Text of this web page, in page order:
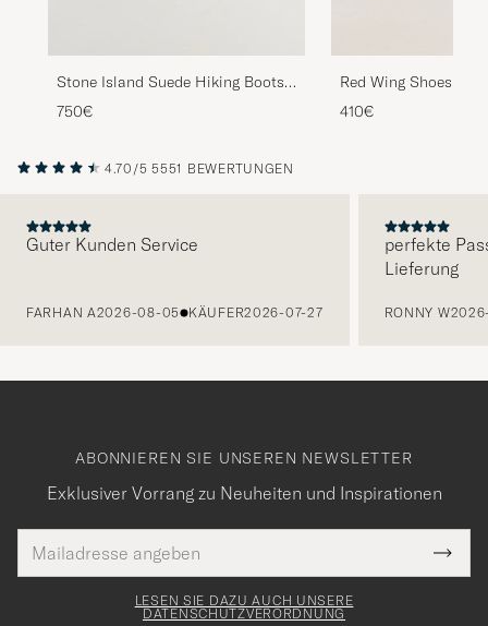
Stone Island Suede Hiking Boots
Pearl Grey
750€
Red Wing Shoes
Copper Rough/
410€
4.70/5 5551 BEWERTUNGEN
Guter Kunden Service
FARHAN A2026-08-05 KÄUFER2026-07-27
perfekte
Lieferung
RONNY W
ABONNIEREN SIE UNSEREN NEWSLETTER
Exklusiver Vorrang zu Neuheiten und Inspirationen
Mail
Adresse
Tack
för
LESEN SIE DAZU AUCH UNSERE
DATENSCHUTZVERORDNUNG